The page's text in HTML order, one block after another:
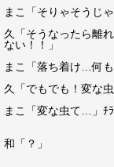
まこ「そりゃそうじ
久「そうなったら離
ない！！」
まこ「落ち着け…何
久「でもでも！変な
まこ「変な虫て…」ﾁ
和「？」